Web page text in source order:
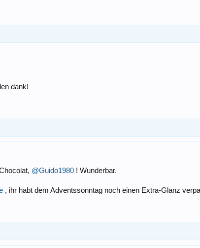
dank!
@Guido1980 ! Wunderbar.
, ihr habt dem Adventssonntag noch einen Extra-Glanz